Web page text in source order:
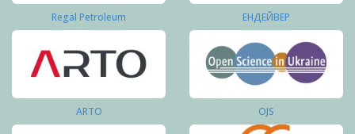
Regal Petroleum ЕНДЕЙВЕР
ARTO OJS